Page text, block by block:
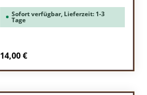
Sofort verfügbar, Lieferzeit: 1-3
Tage
Regulärer Preis:
14,00 €